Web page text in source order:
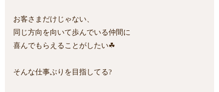
お客さまだけじゃない、
同じ方向を向いて歩んでいる仲間に
喜んでもらえることがしたい☘
そんな仕事ぶりを目指してる?